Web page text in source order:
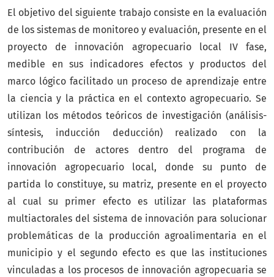
El objetivo del siguiente trabajo consiste en la evaluación
de los sistemas de monitoreo y evaluación, presente en el
proyecto de innovación agropecuario local IV fase,
medible en sus indicadores efectos y productos del
marco lógico facilitado un proceso de aprendizaje entre
la ciencia y la práctica en el contexto agropecuario. Se
utilizan los métodos teóricos de investigación (análisis-
síntesis, inducción deducción) realizado con la
contribución de actores dentro del programa de
innovación agropecuario local, donde su punto de
partida lo constituye, su matriz, presente en el proyecto
al cual su primer efecto es utilizar las plataformas
multiactorales del sistema de innovación para solucionar
problemáticas de la producción agroalimentaria en el
municipio y el segundo efecto es que las instituciones
vinculadas a los procesos de innovación agropecuaria se